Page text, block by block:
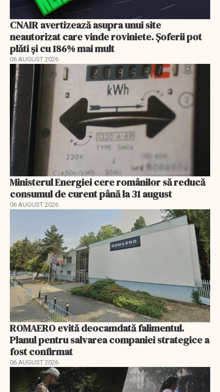
CNAIR avertizează asupra unui site
neautorizat care vinde roviniete. Șoferii pot
plăti și cu 186% mai mult
06 AUGUST 2026
Ministerul Energiei cere românilor să reducă
consumul de curent până la 31 august
06 AUGUST 2026
ROMAERO evită deocamdată falimentul.
Planul pentru salvarea companiei strategice a
fost confirmat
06 AUGUST 2026